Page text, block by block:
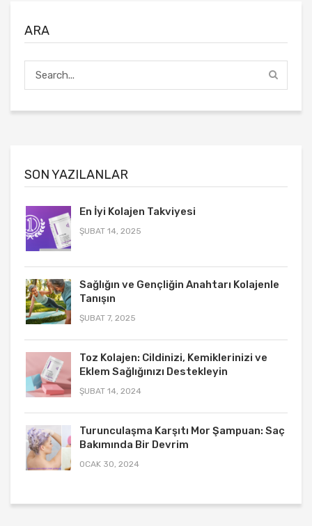
ARA
SON YAZILANLAR
En İyi Kolajen Takviyesi
ŞUBAT 14, 2025
Sağlığın ve Gençliğin Anahtarı Kolajenle
Tanışın
ŞUBAT 7, 2025
Toz Kolajen: Cildinizi, Kemiklerinizi ve
Eklem Sağlığınızı Destekleyin
ŞUBAT 14, 2024
Turunculaşma Karşıtı Mor Şampuan: Saç
Bakımında Bir Devrim
OCAK 30, 2024